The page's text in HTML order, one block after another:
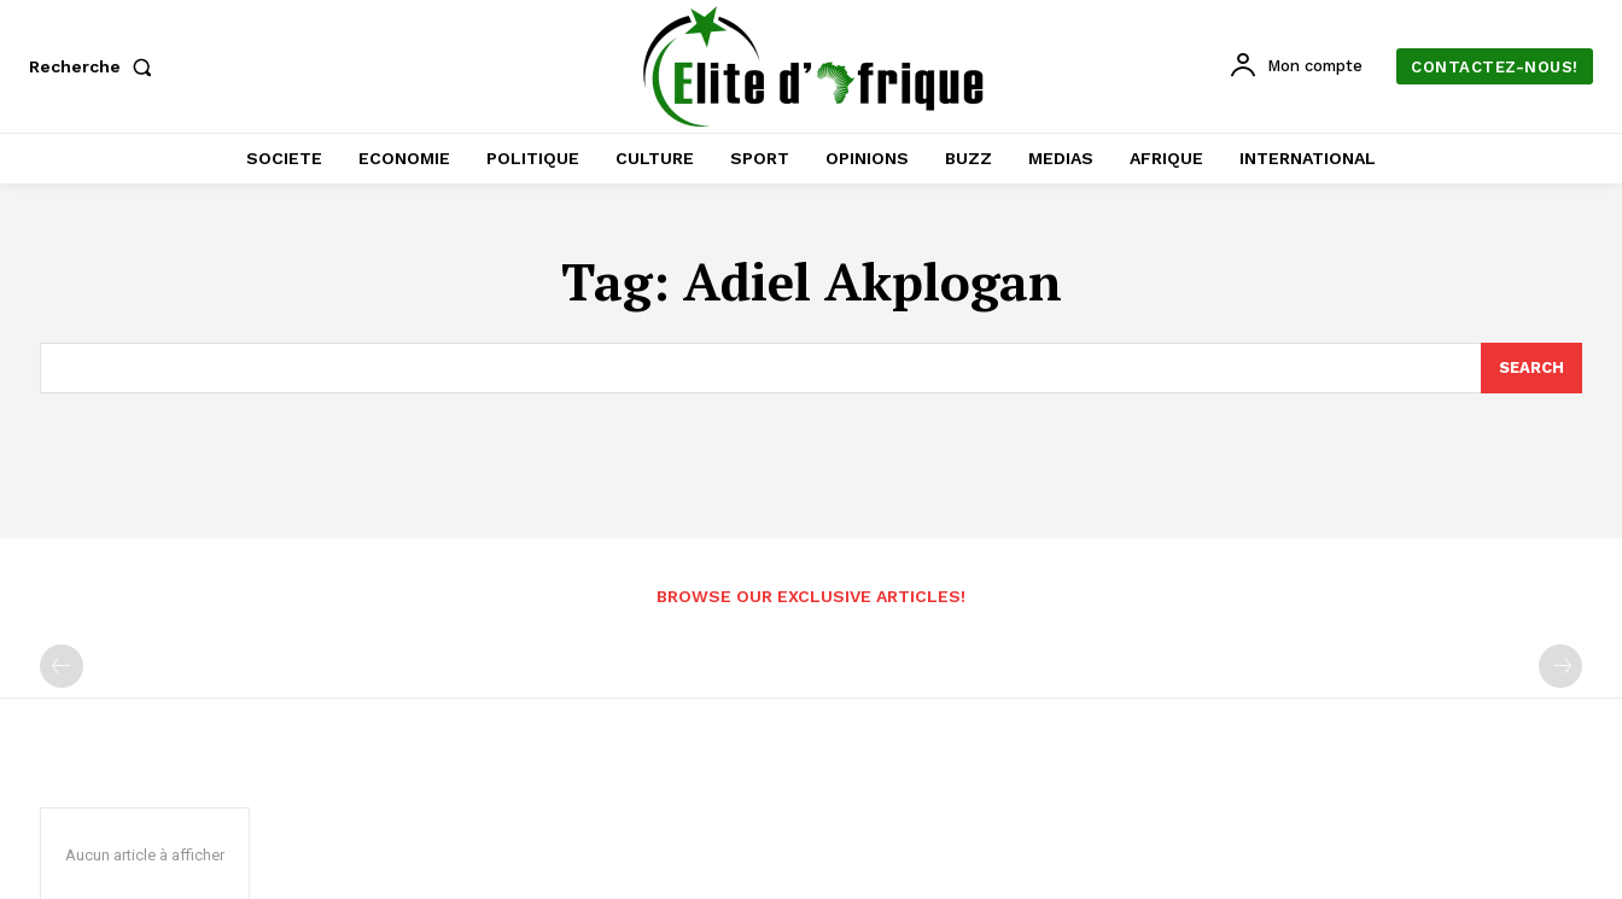
Recherche Mon compte CONTACTEZ-NOUS!
SOCIETE ECONOMIE POLITIQUE CULTURE SPORT OPINIONS BUZZ MEDIAS AFRIQUE INTERNATIONAL
Tag: Adiel Akplogan
SEARCH
BROWSE OUR EXCLUSIVE ARTICLES!
Aucun article à afficher